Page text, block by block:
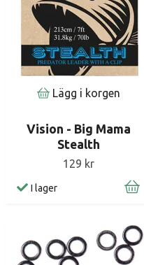
Lägg i korgen
Vision - Big Mama
Stealth
129 kr
I lager